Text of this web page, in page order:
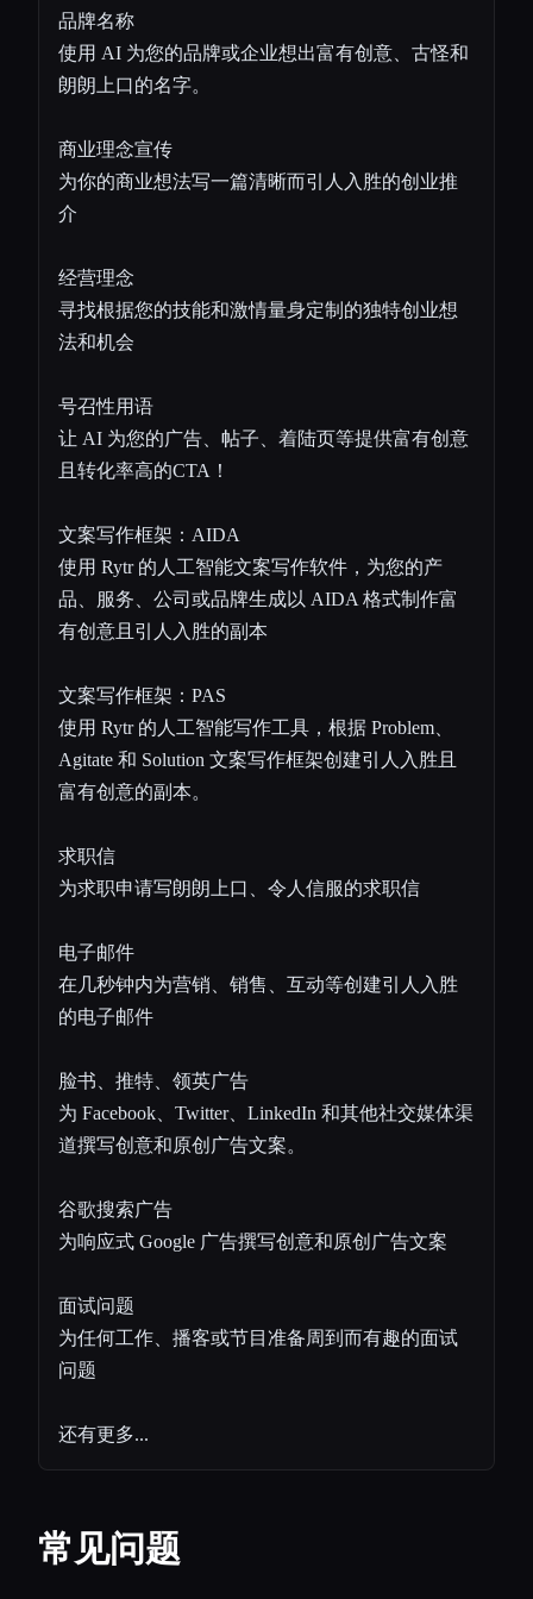
品牌名称
使用 AI 为您的品牌或企业想出富有创意、古怪和
朗朗上口的名字。
商业理念宣传
为你的商业想法写一篇清晰而引人入胜的创业推
介
经营理念
寻找根据您的技能和激情量身定制的独特创业想
法和机会
号召性用语
让 AI 为您的广告、帖子、着陆页等提供富有创意
且转化率高的CTA！
文案写作框架：AIDA
使用 Rytr 的人工智能文案写作软件，为您的产
品、服务、公司或品牌生成以 AIDA 格式制作富
有创意且引人入胜的副本
文案写作框架：PAS
使用 Rytr 的人工智能写作工具，根据 Problem、
Agitate 和 Solution 文案写作框架创建引人入胜且
富有创意的副本。
求职信
为求职申请写朗朗上口、令人信服的求职信
电子邮件
在几秒钟内为营销、销售、互动等创建引人入胜
的电子邮件
脸书、推特、领英广告
为 Facebook、Twitter、LinkedIn 和其他社交媒体渠
道撰写创意和原创广告文案。
谷歌搜索广告
为响应式 Google 广告撰写创意和原创广告文案
面试问题
为任何工作、播客或节目准备周到而有趣的面试
问题
还有更多...
常见问题